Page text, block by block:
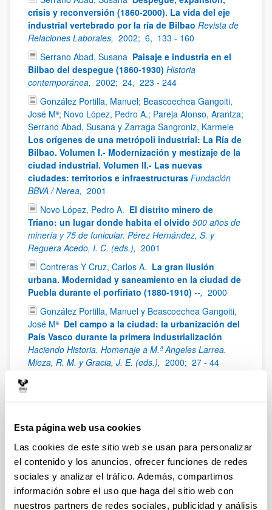
Esta página web usa cookies
Las cookies de este sitio web se usan para personalizar
el contenido y los anuncios, ofrecer funciones de redes
sociales y analizar el tráfico. Además, compartimos
información sobre el uso que haga del sitio web con
nuestros partners de redes sociales, publicidad y análisis
crisis y reconversión (1860-2000). La vida del eje
industrial vertebrado por la ría de Bilbao Revista de
Relaciones Laborales, 2002; 6, 133 - 160
Serrano Abad, Susana Paisaje e industria en el
Bilbao del despegue (1860-1930) Historia
contemporánea, 2002; 24, 223 - 244
González Portilla, Manuel; Beascoechea Gangoiti,
José Mª; Novo López, Pedro A.; Pareja Alonso, Arantza;
Serrano Abad, Susana y Zarraga Sangroniz, Karmele
Los orígenes de una metrópoli industrial: La Ría de
Bilbao. Volumen I.- Modernización y mestizaje de la
ciudad industrial. Volumen II.- Las nuevas
ciudades: territorios e infraestructuras Fundación
BBVA / Nerea, 2001
Novo López, Pedro A. El distrito minero de
Triano: un lugar donde habita el olvido 500 años de
minería y 75 de funicular. Pérez Hernández, S. y
Reguera Acedo, I. C. (eds.), 2001
Contreras Y Cruz, Carlos A. La gran ilusión
urbana. Modernidad y saneamiento en la ciudad de
Puebla durante el porfiriato (1880-1910) --, 2000
González Portilla, Manuel y Beascoechea Gangoiti,
José Mª Del campo a la ciudad: la urbanización del
País Vasco durante la primera industrialización
Haciendo Historia. Homenaje a M.ª Angeles Larrea.
Mieza, R. M. y Gracia, J. E. (eds.), 2000; 27 - 44
Novo López, Pedro A. La margen izquierda de la
"ese síntoma de la revolución industrial El rumor de
lo cotidiano. Castells Arteche, L. E. (ed.), 1999
Alonso Olea, Eduardo J. y Beascoechea Gangoiti,
José Mª Fiscalidad territorial y propiedad urbana en